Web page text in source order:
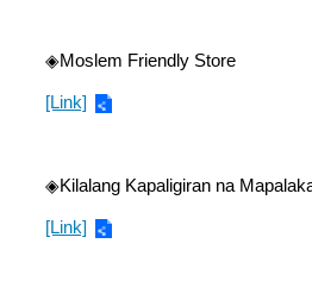
◈Moslem Friendly Store
[Link]
◈Kilalang Kapaligiran na
[Link]